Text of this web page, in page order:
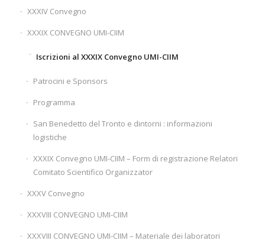
XXXIV Convegno
XXXIX CONVEGNO UMI-CIIM
Iscrizioni al XXXIX Convegno UMI-CIIM
Patrocini e Sponsors
Programma
San Benedetto del Tronto e dintorni : informazioni
logistiche
XXXIX Convegno UMI-CIIM – Form di registrazione Relatori
Comitato Scientifico Organizzator
XXXV Convegno
XXXVIII CONVEGNO UMI-CIIM
XXXVIII CONVEGNO UMI-CIIM – Materiale dei laboratori